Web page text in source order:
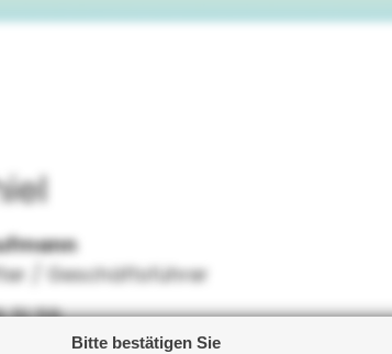
Bitte bestätigen Sie
/ Geschäftsführer
51 59